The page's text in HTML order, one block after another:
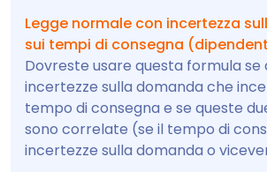
Legge normale con incertezza
sui tempi di consegna
Dovreste usare questa formula se
incertezze sulla domanda che
tempo di consegna e se queste
sono correlate (se il tempo di
incertezze sulla domanda o